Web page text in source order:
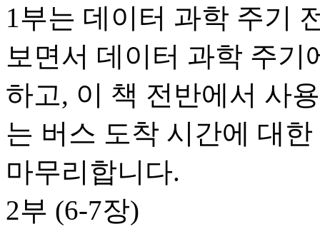
1부는 데이터 과학 주기
보면서 데이터 과학 주기
하고, 이 책 전반에서 사
는 버스 도착 시간에 대
마무리합니다.
2부 (6-7장)